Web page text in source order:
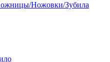
Ножовки/Зубила